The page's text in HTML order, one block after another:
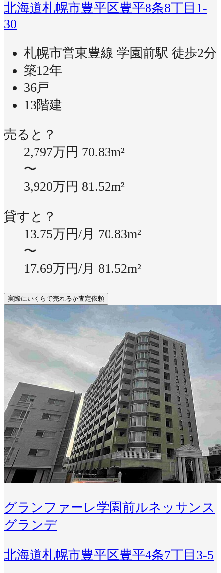
北海道札幌市豊平区豊平8条8丁目1-
30
札幌市営東豊線 学園前駅 徒歩2分
築12年
36戸
13階建
売ると？
2,797万円 70.83m²
〜
3,920万円 81.52m²
貸すと？
13.75万円/月 70.83m²
〜
17.69万円/月 81.52m²
実際にいくらで売れるか査定依頼
グランファーレ学園前ルネッサンス
グランデ
北海道札幌市豊平区豊平4条7丁目3-5